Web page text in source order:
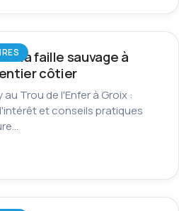
: la faille sauvage à
côtier
Trou de l'Enfer à Groix :
et conseils pratiques